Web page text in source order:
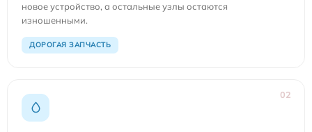
новое устройство, а остальные узлы остаются
изношенными.
ДОРОГАЯ ЗАПЧАСТЬ
02